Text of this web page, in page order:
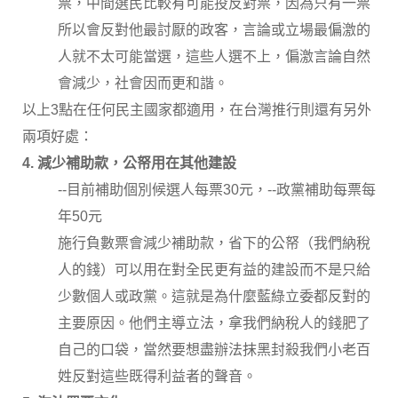
票，中間選民比較有可能投反對票，因為只有一票
所以會反對他最討厭的政客，言論或立場最偏激的
人就不太可能當選，這些人選不上，偏激言論自然
會減少，社會因而更和諧。
以上3點在任何民主國家都適用，在台灣推行則還有另外
兩項好處：
4. 減少補助款，公帑用在其他建設
--目前補助個別候選人每票30元，--政黨補助每票每
年50元
施行負數票會減少補助款，省下的公帑（我們納稅
人的錢）可以用在對全民更有益的建設而不是只給
少數個人或政黨。這就是為什麼藍綠立委都反對的
主要原因。他們主導立法，拿我們納稅人的錢肥了
自己的口袋，當然要想盡辦法抹黑封殺我們小老百
姓反對這些既得利益者的聲音。